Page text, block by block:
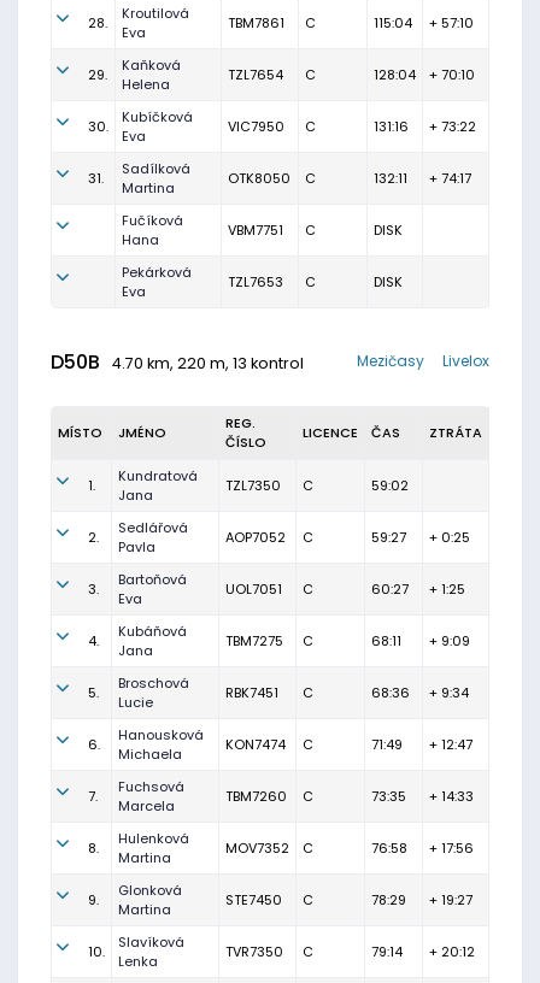
28.
Kroutilová
Eva
TBM7861 C 115:04 + 57:10
29.
Kaňková
Helena
TZL7654 C 128:04 + 70:10
30.
Kubíčková
Eva
VIC7950 C 131:16 + 73:22
31.
Sadílková
Martina
OTK8050 C 132:11 + 74:17
Fučíková
Hana
VBM7751 C DISK
Pekárková
Eva
TZL7653 C DISK
D50B 4.70 km, 220 m, 13 kontrol Livelox
Mezičasy
MÍSTO JMÉNO
REG.
ČÍSLO
LICENCE ČAS ZTRÁTA
1.
Kundratová
Jana
TZL7350 C 59:02
2.
Sedlářová
Pavla
AOP7052 C 59:27 + 0:25
3.
Bartoňová
Eva
UOL7051 C 60:27 + 1:25
4.
Kubáňová
Jana
TBM7275 C 68:11 + 9:09
5.
Broschová
Lucie
RBK7451 C 68:36 + 9:34
6.
Hanousková
Michaela
KON7474 C 71:49 + 12:47
7.
Fuchsová
Marcela
TBM7260 C 73:35 + 14:33
8.
Hulenková
Martina
MOV7352 C 76:58 + 17:56
9.
Glonková
Martina
STE7450 C 78:29 + 19:27
10.
Slavíková
Lenka
TVR7350 C 79:14 + 20:12